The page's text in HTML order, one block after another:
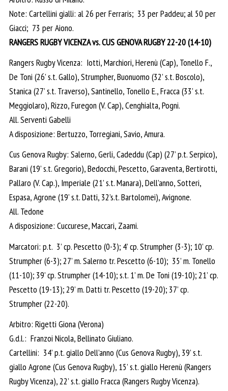
Note: Cartellini gialli: al 26 per Ferraris; 33 per Paddeu; al 50 per
Giacci; 73 per Aiono.
RANGERS RUGBY VICENZA vs. CUS GENOVA RUGBY 22-20 (14-10)
Rangers Rugby Vicenza: Iotti, Marchiori, Herenù (Cap), Tonello F.,
De Toni (26’ s.t. Gallo), Strumpher, Buonuomo (32’ s.t. Boscolo),
Stanica (27’ s.t. Traverso), Santinello, Tonello E., Fracca (33’ s.t.
Meggiolaro), Rizzo, Furegon (V. Cap), Cenghialta, Pogni.
All. Serventi Gabelli
A disposizione: Bertuzzo, Torregiani, Savio, Amura.
Cus Genova Rugby: Salerno, Gerli, Cadeddu (Cap) (27’ p.t. Serpico),
Barani (19’ s.t. Gregorio), Bedocchi, Pescetto, Garaventa, Bertirotti,
Pallaro (V. Cap.), Imperiale (21’ s.t. Manara), Dell’anno, Sotteri,
Espasa, Agrone (19’ s.t. Datti, 32’s.t. Bartolomei), Avignone.
All. Tedone
A disposizione: Cuccurese, Maccari, Zaami.
Marcatori: p.t. 3’ cp. Pescetto (0-3); 4’ cp. Strumpher (3-3); 10’ cp.
Strumpher (6-3); 27’ m. Salerno tr. Pescetto (6-10); 35’ m. Tonello
(11-10); 39’ cp. Strumpher (14-10); s.t. 1’ m. De Toni (19-10); 21’ cp.
Pescetto (19-13); 29’ m. Datti tr. Pescetto (19-20); 37’ cp.
Strumpher (22-20).
Arbitro: Rigetti Giona (Verona)
G.d.l.: Franzoi Nicola, Bellinato Giuliano.
Cartellini: 34’ p.t. giallo Dell’anno (Cus Genova Rugby), 39’ s.t.
giallo Agrone (Cus Genova Rugby), 15’ s.t. giallo Herenù (Rangers
Rugby Vicenza), 22’ s.t. giallo Fracca (Rangers Rugby Vicenza).